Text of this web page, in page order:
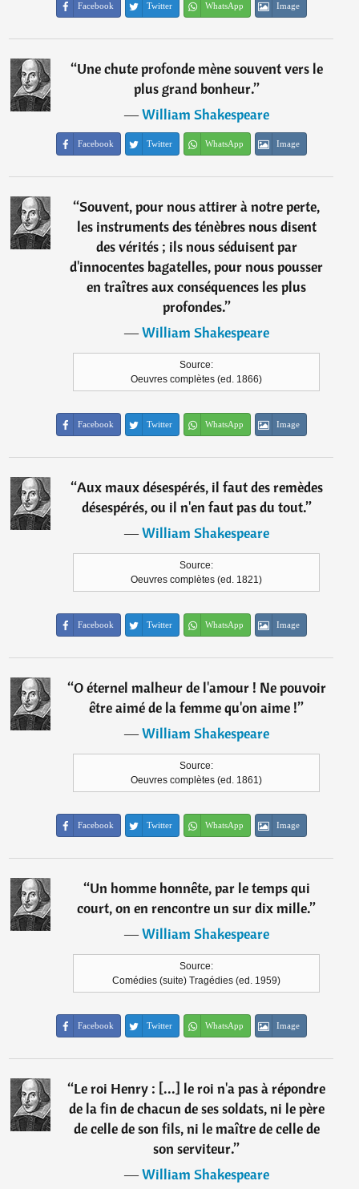
Facebook Twitter WhatsApp Image
“Une chute profonde mène souvent vers le
plus grand bonheur.”
―William Shakespeare
Facebook Twitter WhatsApp Image
“Souvent, pour nous attirer à notre perte,
les instruments des ténèbres nous disent
des vérités ; ils nous séduisent par
d'innocentes bagatelles, pour nous pousser
en traîtres aux conséquences les plus
profondes.”
―William Shakespeare
Source:
Oeuvres complètes (ed. 1866)
Facebook Twitter WhatsApp Image
“Aux maux désespérés, il faut des remèdes
désespérés, ou il n'en faut pas du tout.”
―William Shakespeare
Source:
Oeuvres complètes (ed. 1821)
Facebook Twitter WhatsApp Image
“O éternel malheur de l'amour ! Ne pouvoir
être aimé de la femme qu'on aime !”
―William Shakespeare
Source:
Oeuvres complètes (ed. 1861)
Facebook Twitter WhatsApp Image
“Un homme honnête, par le temps qui
court, on en rencontre un sur dix mille.”
―William Shakespeare
Source:
Comédies (suite) Tragédies (ed. 1959)
Facebook Twitter WhatsApp Image
“Le roi Henry : [...] le roi n'a pas à répondre
de la fin de chacun de ses soldats, ni le père
de celle de son fils, ni le maître de celle de
son serviteur.”
―William Shakespeare